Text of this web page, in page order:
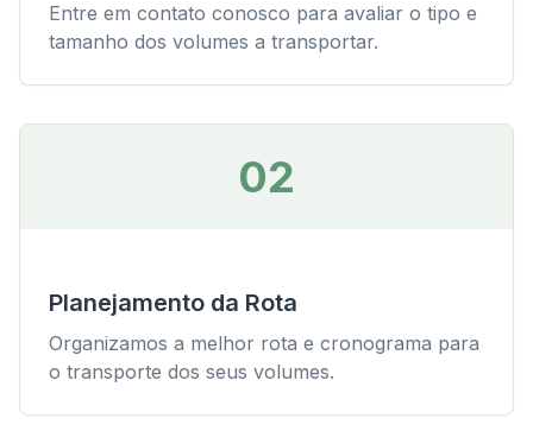
Entre em contato conosco para avaliar o tipo e
tamanho dos volumes a transportar.
02
Planejamento da Rota
Organizamos a melhor rota e cronograma para
o transporte dos seus volumes.